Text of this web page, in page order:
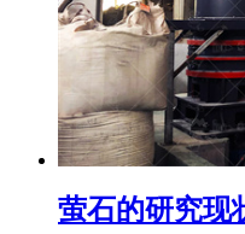
萤石的研究现